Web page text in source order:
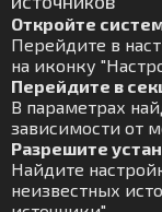
Откройте
Перейдите в
на иконку
Перейдите в
В параметрах
зависимости от
Разрешите
Найдите
неизвестных